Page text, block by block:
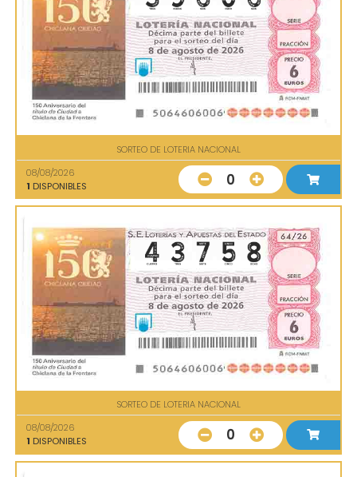
SORTEO DE LOTERIA NACIONAL
08/08/2026
1 DISPONIBLES 0
SORTEO DE LOTERIA NACIONAL
08/08/2026
1 DISPONIBLES 0